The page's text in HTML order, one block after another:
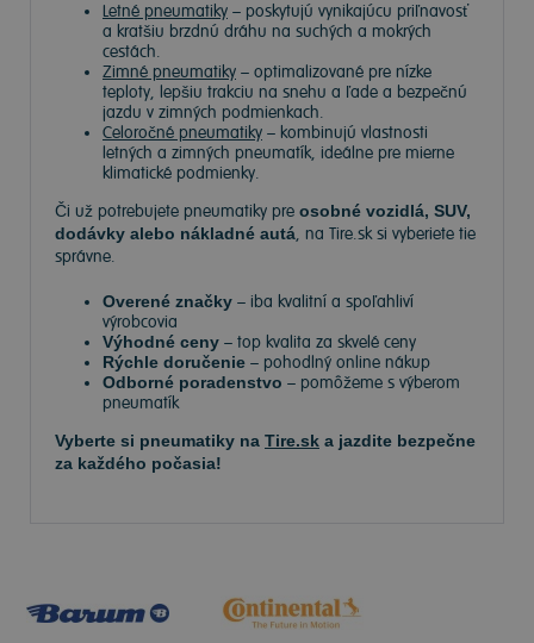
Letné pneumatiky – poskytujú vynikajúcu priľnavosť
a kratšiu brzdnú dráhu na suchých a mokrých
cestách.
Zimné pneumatiky – optimalizované pre nízke
teploty, lepšiu trakciu na snehu a ľade a bezpečnú
jazdu v zimných podmienkach.
Celoročné pneumatiky – kombinujú vlastnosti
letných a zimných pneumatík, ideálne pre mierne
klimatické podmienky.
Či už potrebujete pneumatiky pre osobné vozidlá, SUV,
dodávky alebo nákladné autá, na Tire.sk si vyberiete tie
správne.
Overené značky – iba kvalitní a spoľahliví
výrobcovia
Výhodné ceny – top kvalita za skvelé ceny
Rýchle doručenie – pohodlný online nákup
Odborné poradenstvo – pomôžeme s výberom
pneumatík
Vyberte si pneumatiky na Tire.sk a jazdite bezpečne
za každého počasia!